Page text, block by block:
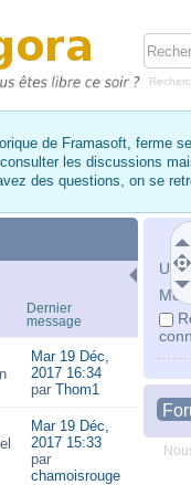
de Framasoft, ferme
les discussions
des questions, on se
Mot
Dernier
message
Mar 19 Déc,
2017 16:34
par Thom1
Mar 19 Déc,
2017 15:33
par
chamoisrouge